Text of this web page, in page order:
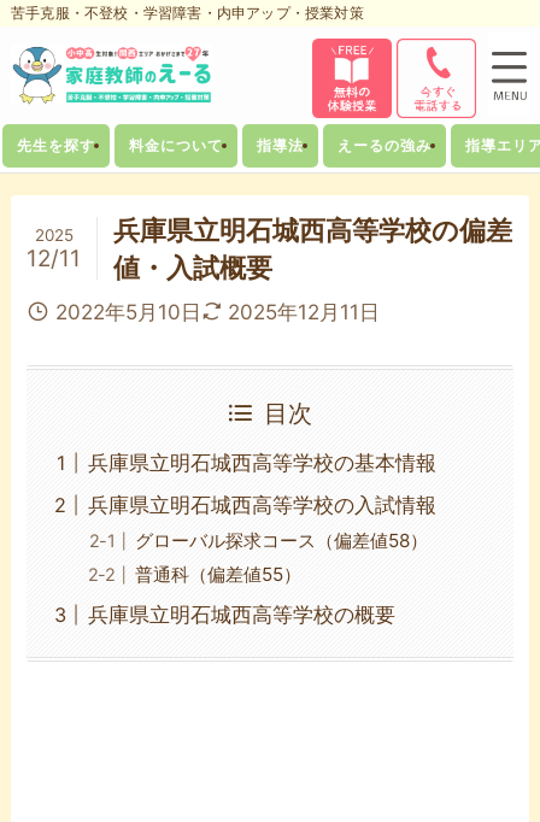
苦手克服・不登校・学習障害・内申アップ・授業対策
先生を探す 料金について 指導法 えーるの強み 指導エリ
兵庫県立明石城西高等学校の偏差
値・入試概要
2025
12/11
2022年5月10日 2025年12月11日
目次
兵庫県立明石城西高等学校の基本情報
兵庫県立明石城西高等学校の入試情報
グローバル探求コース（偏差値58）
普通科（偏差値55）
兵庫県立明石城西高等学校の概要